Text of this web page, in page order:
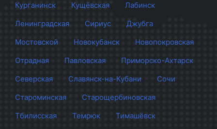
Курганинск
Кущёвская
Лабинск
Ленинградская
Сириус
Джубга
Мостовской
Новокубанск
Новопокровская
Отрадная
Павловская
Приморско-Ахтарск
Северская
Славянск-на-Кубани
Сочи
Староминская
Старощербиновская
Тбилисская
Темрюк
Тимашёвск